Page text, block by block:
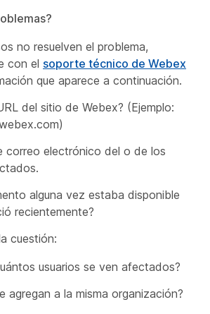
no resuelven el problema,
con el soporte técnico de Webex
que aparece a continuación.
del sitio de Webex? (Ejemplo:
correo electrónico del o de los
alguna vez estaba disponible
recientemente?
cuestión:
usuarios se ven afectados?
agregan a la misma organización?